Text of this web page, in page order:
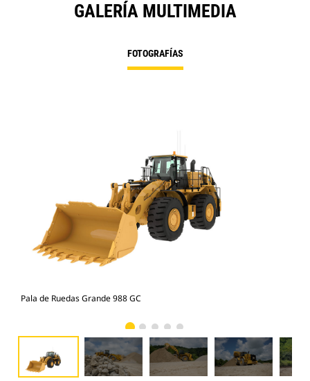
GALERÍA MULTIMEDIA
FOTOGRAFÍAS
Pala de Ruedas Grande 988 GC